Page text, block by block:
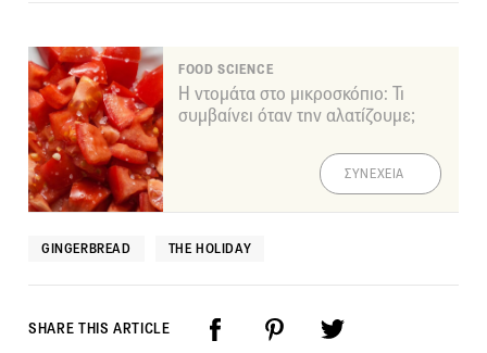
FOOD SCIENCE
Η ντομάτα στο μικροσκόπιο: Τι
συμβαίνει όταν την αλατίζουμε;
ΣΥΝΕΧΕΙΑ
GINGERBREAD THE HOLIDAY
SHARE THIS ARTICLE